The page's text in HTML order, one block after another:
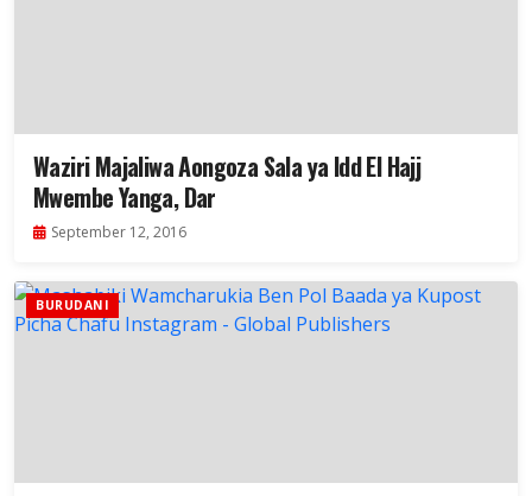
Waziri Majaliwa Aongoza Sala ya Idd El Hajj
Mwembe Yanga, Dar
September 12, 2016
BURUDANI